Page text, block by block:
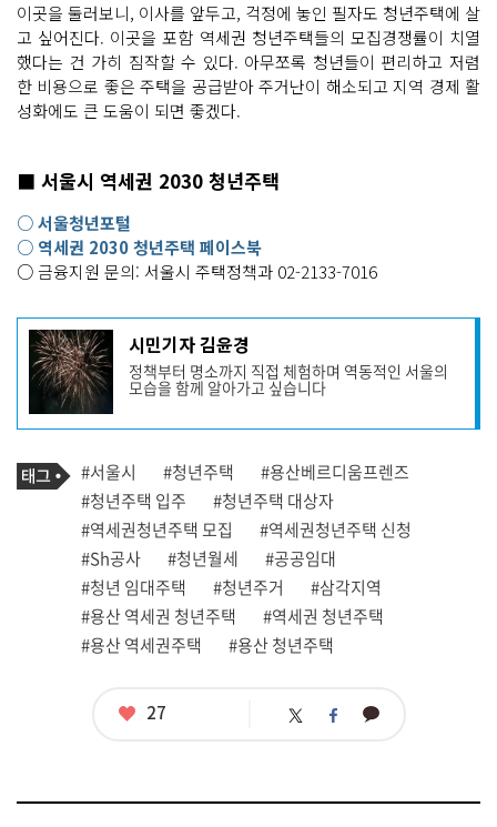
이곳을 둘러보니, 이사를 앞두고, 걱정에 놓인 필자도 청년주택에 살
고 싶어진다. 이곳을 포함 역세권 청년주택들의 모집경쟁률이 치열
했다는 건 가히 짐작할 수 있다. 아무쪼록 청년들이 편리하고 저렴
한 비용으로 좋은 주택을 공급받아 주거난이 해소되고 지역 경제 활
성화에도 큰 도움이 되면 좋겠다.
■ 서울시 역세권 2030 청년주택
○ 서울청년포털
○ 역세권 2030 청년주택 페이스북
○ 금융지원 문의: 서울시 주택정책과 02-2133-7016
기
사
작
성
자
프
필
시민기자 김윤경
정책부터 명소까지 직접 체험하며 역동적인 서울의
모습을 함께 알아가고 싶습니다
기
사
관
련
태
그
태
그
#서울시 #청년주택
#용산베르디움프렌즈
#청년주택 입주
#청년주택 대상자
#역세권청년주택 모집
#역세권청년주택 신청
#Sh공사
#청년월세
#공공임대
#청년 임대주택
#청년주거
#삼각지역
#용산 역세권 청년주택
#역세권 청년주택
#용산 역세권주택
#용산 청년주택
좋
27 트 페 카